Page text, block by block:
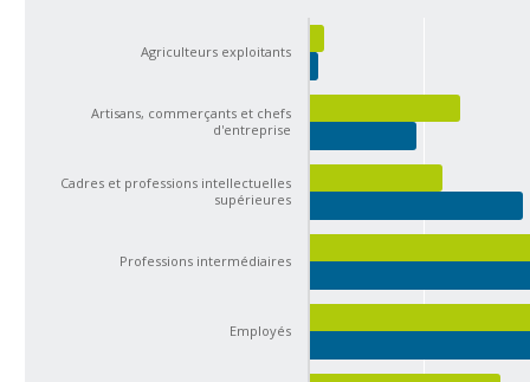
Agriculteurs exploitants
Artisans, commerçants et chefs
d'entreprise
Cadres et professions intellectuelles
supérieures
Professions intermédiaires
Employés